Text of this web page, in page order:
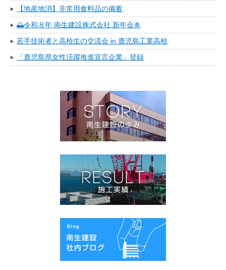
【地産地消】非常用食料品の備蓄
🌅令和８年 南生建設株式会社 新年会🎍
若手技術者と高校生の交流会 in 鹿児島工業高校
「鹿児島県女性活躍推進宣言企業」登録